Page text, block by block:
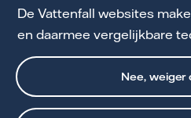
De Vattenfall websites
en daarmee vergelijkbare
Nee, weiger
Bekijk actuele